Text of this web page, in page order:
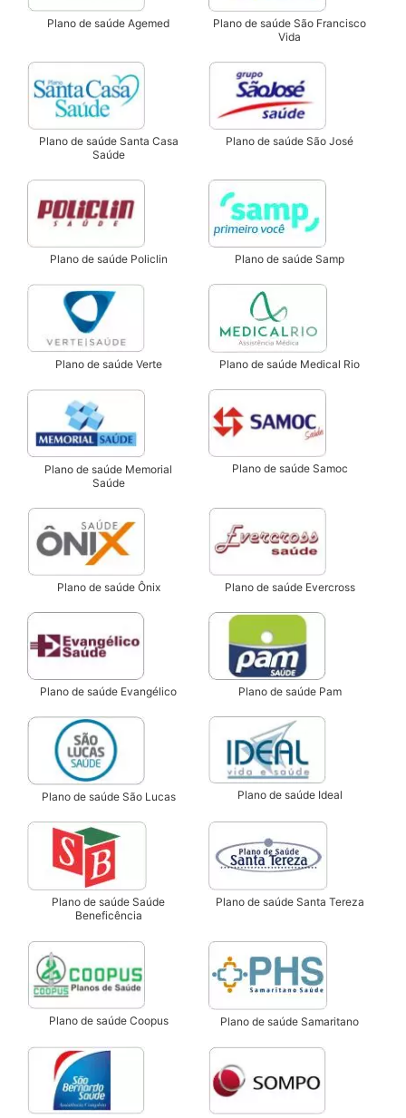
Plano de saúde Agemed
Plano de saúde São Francisco
Vida
Plano de saúde Santa Casa
Saúde
Plano de saúde São José
Plano de saúde Policlin Plano de saúde Samp
Plano de saúde Verte Plano de saúde Medical Rio
Plano de saúde Memorial
Saúde
Plano de saúde Samoc
Plano de saúde Ônix Plano de saúde Evercross
Plano de saúde Evangélico Plano de saúde Pam
Plano de saúde São Lucas Plano de saúde Ideal
Plano de saúde Saúde
Beneficência
Plano de saúde Santa Tereza
Plano de saúde Coopus Plano de saúde Samaritano